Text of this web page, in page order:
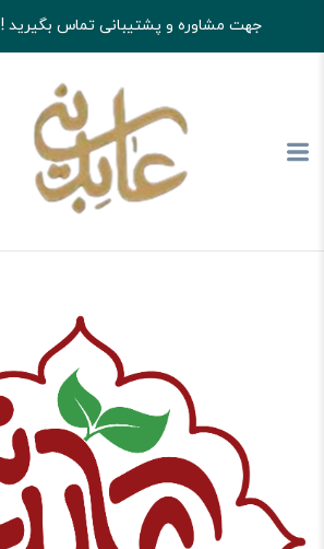
جهت مشاوره و پشتیبانی تماس بگیرید ! 03537249913
آجیل و خشکبار عابدینی کالای اساسی و خواربار